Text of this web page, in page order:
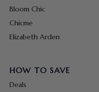
Bloom Chic
Chicme
Elizabeth Arden
HOW TO SAVE
Deals